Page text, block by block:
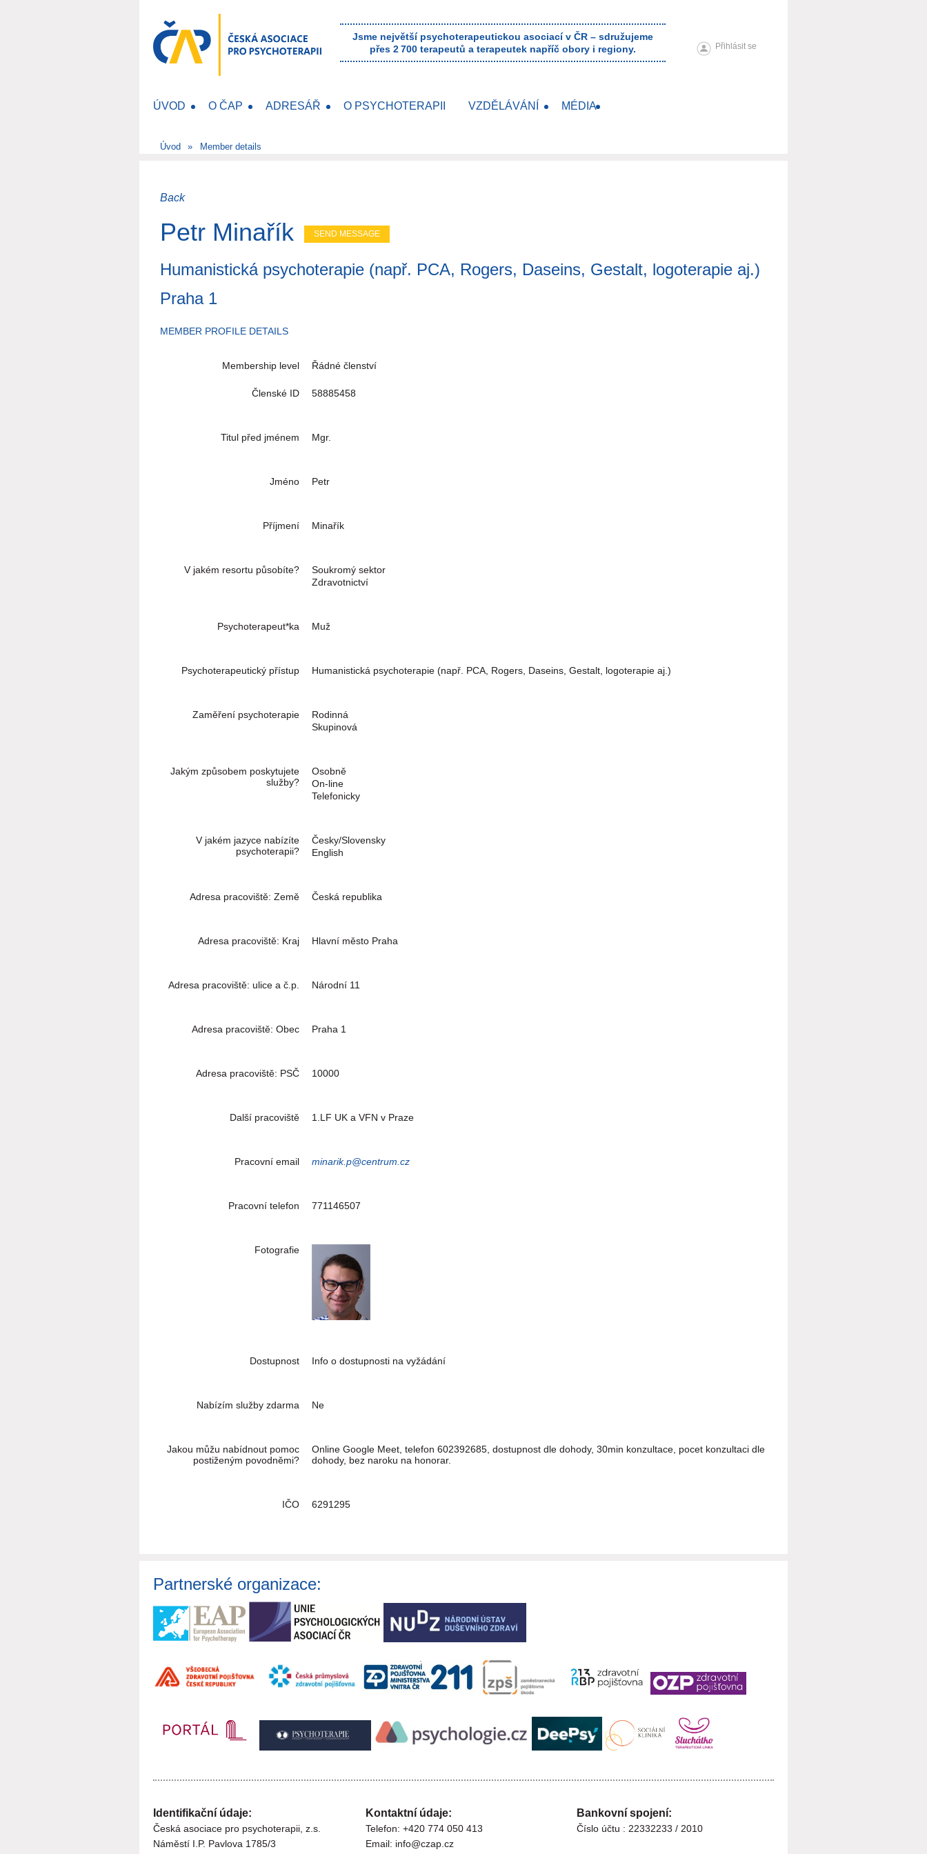
Jsme největší psychoterapeutickou asociací v ČR – sdružujeme
přes 2 700 terapeutů a terapeutek napříč obory i regiony.
Přihlásit se
ÚVOD O ČAP ADRESÁŘ O PSYCHOTERAPII VZDĚLÁVÁNÍ MÉDIA
Úvod Member details
Back
Petr Minařík
Humanistická psychoterapie (např. PCA, Rogers, Daseins, Gestalt, logoterapie aj.)
Praha 1
MEMBER PROFILE DETAILS
Membership level Řádné členství
Členské ID 58885458
Titul před jménem Mgr.
Jméno Petr
Příjmení Minařík
V jakém resortu působíte?
Soukromý sektor
Zdravotnictví
Psychoterapeut*ka Muž
Psychoterapeutický přístup Humanistická psychoterapie (např. PCA, Rogers, Daseins, Gestalt, logoterapie aj.)
Zaměření psychoterapie
Rodinná
Skupinová
Jakým způsobem poskytujete
služby?
Osobně
On-line
Telefonicky
V jakém jazyce nabízíte
psychoterapii?
Česky/Slovensky
English
Adresa pracoviště: Země Česká republika
Adresa pracoviště: Kraj Hlavní město Praha
Adresa pracoviště: ulice a č.p. Národní 11
Adresa pracoviště: Obec Praha 1
Adresa pracoviště: PSČ 10000
Další pracoviště 1.LF UK a VFN v Praze
Pracovní email minarik.p@centrum.cz
Pracovní telefon 771146507
Fotografie
Dostupnost Info o dostupnosti na vyžádání
Nabízím služby zdarma Ne
Jakou můžu nabídnout pomoc
postiženým povodněmi?
Online Google Meet, telefon 602392685, dostupnost dle dohody, 30min konzultace, pocet konzultaci dle
dohody, bez naroku na honorar.
IČO 6291295
Partnerské organizace:
Identifikační údaje:
Česká asociace pro psychoterapii, z.s.
Náměstí I.P. Pavlova 1785/3
Kontaktní údaje:
Telefon: +420 774 050 413
Email: info@czap.cz
Bankovní spojení:
Číslo účtu : 22332233 / 2010